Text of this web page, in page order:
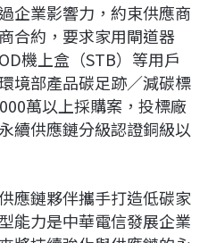
企業影響力，約束供應商
合約，要求家用閘道器
機上盒（STB）等用戶
境部產品碳足跡／減碳標
萬以上採購案，投標廠
續供應鏈分級認證銅級以
應鏈夥伴攜手打造低碳家
能力是中華電信發展企業